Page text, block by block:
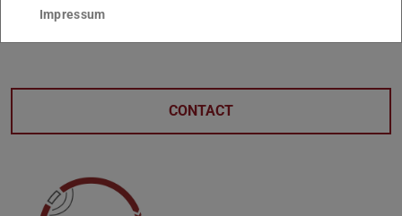
CONTACT
Impressum